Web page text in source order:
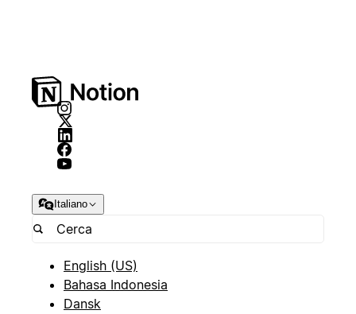
Italiano
English (US)
Bahasa Indonesia
Dansk